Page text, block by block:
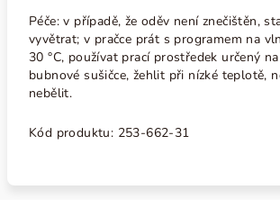
Péče: v případě, že oděv není znečištěn,
vyvětrat; v pračce prát s programem na
30°C, používat prací prostředek určený
bubnové sušičce, žehlit při nízké teplotě,
nebělit.
Kód produktu: 253-662-31